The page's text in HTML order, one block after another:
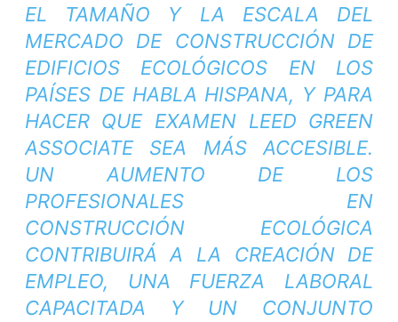
EL TAMAÑO Y LA ESCALA DEL
MERCADO DE CONSTRUCCIÓN DE
EDIFICIOS ECOLÓGICOS EN LOS
PAÍSES DE HABLA HISPANA, Y PARA
HACER QUE EXAMEN LEED GREEN
ASSOCIATE SEA MÁS ACCESIBLE.
UN AUMENTO DE LOS
PROFESIONALES EN
CONSTRUCCIÓN ECOLÓGICA
CONTRIBUIRÁ A LA CREACIÓN DE
EMPLEO, UNA FUERZA LABORAL
CAPACITADA Y UN CONJUNTO